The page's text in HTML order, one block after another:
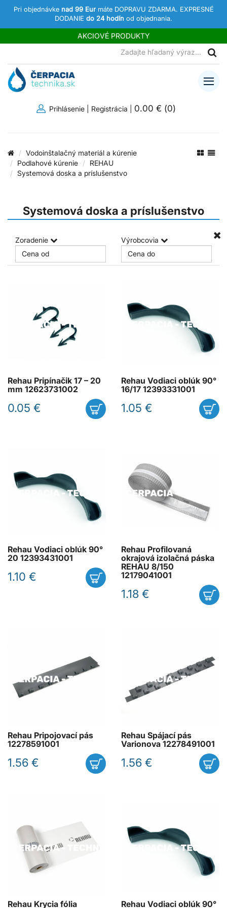
Pri objednávke nad 99 Eur máte DOPRAVU ZDARMA. EXPRESNÉ
DODANIE do 24 hodín od objednania.
AKCIOVÉ PRODUKTY
Prihlásenie Registrácia 0.00 € (0)
Vodoinštalačný materiál a kúrenie
Podlahové kúrenie
REHAU
Systemová doska a príslušenstvo
Systemová doska a príslušenstvo
Zoradenie Výrobcovia
Rehau Pripínačik 17 – 20
mm 12623731002
0.05 €
Rehau Vodiaci oblúk 90°
16/17 12393331001
1.05 €
Rehau Vodiaci oblúk 90°
20 12393431001
1.10 €
Rehau Profilovaná
okrajová izolačná páska
REHAU 8/150
12179041001
1.18 €
Rehau Pripojovací pás
12278591001
1.56 €
Rehau Spájací pás
Varionova 12278491001
1.56 €
Rehau Krycia fólia
Rehau Vodiaci oblúk 90°